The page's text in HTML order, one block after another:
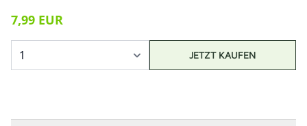
7,99 EUR
JETZT KAUFEN